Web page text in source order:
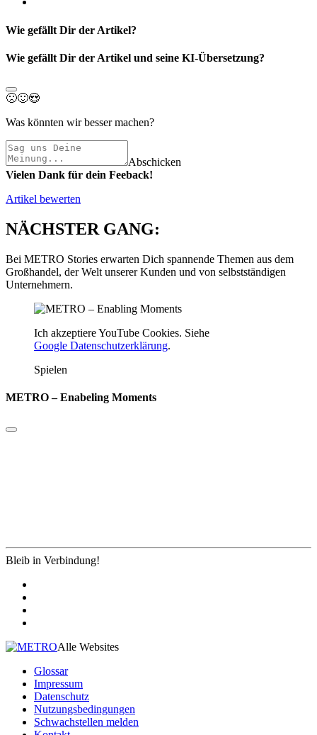
Wie gefällt Dir der Artikel?
Wie gefällt Dir der Artikel und seine KI-Übersetzung?
🙁🙂😍
Was könnten wir besser machen?
Abschicken
Vielen Dank für dein Feeback!
Artikel bewerten
NÄCHSTER GANG:
Bei METRO Stories erwarten Dich spannende Themen aus dem
Großhandel, der Welt unserer Kunden und von selbstständigen
Unternehmern.
Ich akzeptiere YouTube Cookies. Siehe
Google Datenschutzerklärung.
Spielen
METRO – Enabeling Moments
Bleib in Verbindung!
Alle Websites
Glossar
Impressum
Datenschutz
Nutzungsbedingungen
Schwachstellen melden